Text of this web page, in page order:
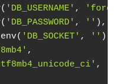
'DB_USERNAME' , 'forge'
'DB_PASSWORD' , '' ),
'DB_SOCKET' , '' ),
,
,